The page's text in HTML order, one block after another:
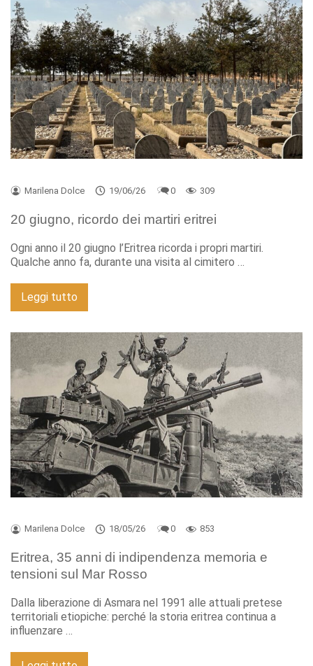
Marilena Dolce 19/06/26 0 309
20 giugno, ricordo dei martiri eritrei
Ogni anno il 20 giugno l’Eritrea ricorda i propri martiri.
Qualche anno fa, durante una visita al cimitero …
Leggi tutto
Marilena Dolce 18/05/26 0 853
Eritrea, 35 anni di indipendenza memoria e
tensioni sul Mar Rosso
Dalla liberazione di Asmara nel 1991 alle attuali pretese
territoriali etiopiche: perché la storia eritrea continua a
influenzare …